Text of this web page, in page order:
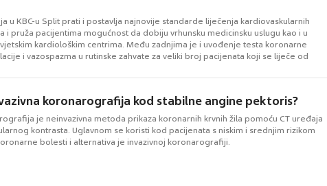
u KBC-u Split prati i postavlja najnovije standarde liječenja kardiovaskularnih
i pruža pacijentima mogućnost da dobiju vrhunsku medicinsku uslugu kao i u
kardiološkim centrima. Među zadnjima je i uvođenje testa koronarne
i vazospazma u rutinske zahvate za veliki broj pacijenata koji se liječe od
koronarografija kod stabilne angine pektoris?
je neinvazivna metoda prikaza koronarnih krvnih žila pomoću CT uređaja
kontrasta. Uglavnom se koristi kod pacijenata s niskim i srednjim rizikom
bolesti i alternativa je invazivnoj koronarografiji.